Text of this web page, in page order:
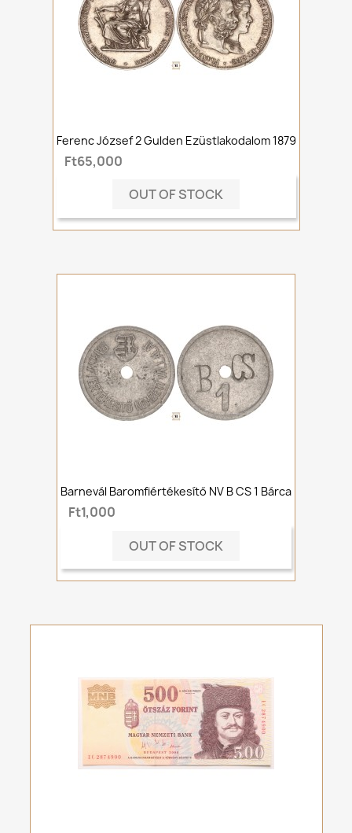
Ferenc József 2 Gulden Ezüstlakodalom 1879
Ft65,000
OUT OF STOCK
Barnevál Baromfiértékesítő NV B CS 1 Bárca
Ft1,000
OUT OF STOCK